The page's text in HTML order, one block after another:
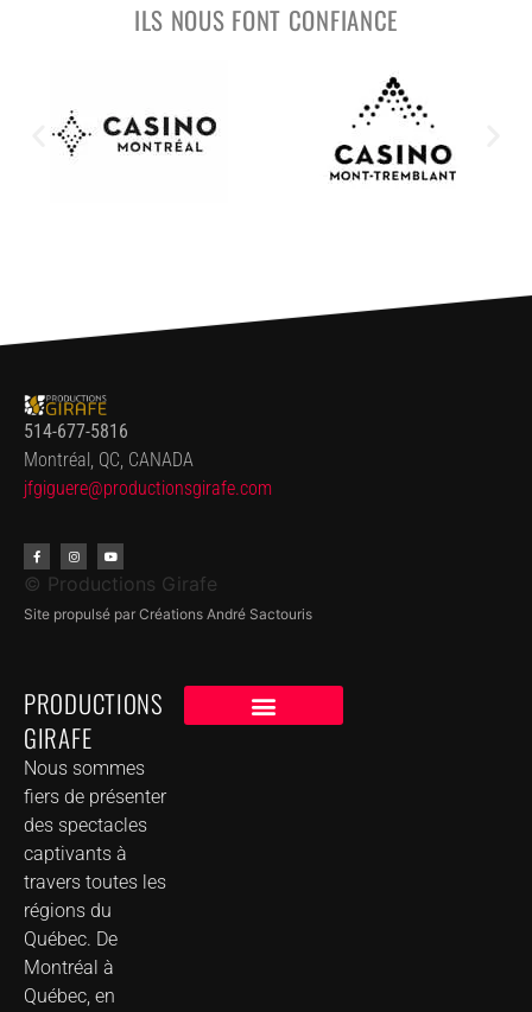
ILS NOUS FONT CONFIANCE
514-677-5816
Montréal, QC, CANADA
jfgiguere@productionsgirafe.com
© Productions Girafe
Site propulsé par Créations André Sactouris
PRODUCTIONS
GIRAFE
Nous sommes
fiers de présenter
des spectacles
captivants à
travers toutes les
régions du
Québec. De
Montréal à
Québec, en